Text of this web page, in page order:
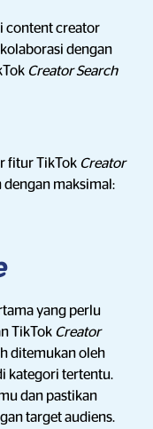
content creator
dengan
Creator Search
fitur TikTok Creator
dengan maksimal:
yang perlu
TikTok Creator
ditemukan oleh
kategori tertentu.
dan pastikan
target audiens.